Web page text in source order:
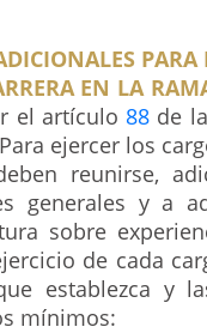
PARA
EN LA
el artículo 88 de
ejercer los
reunirse,
generales y a
sobre
de cada
establezca y
mínimos: